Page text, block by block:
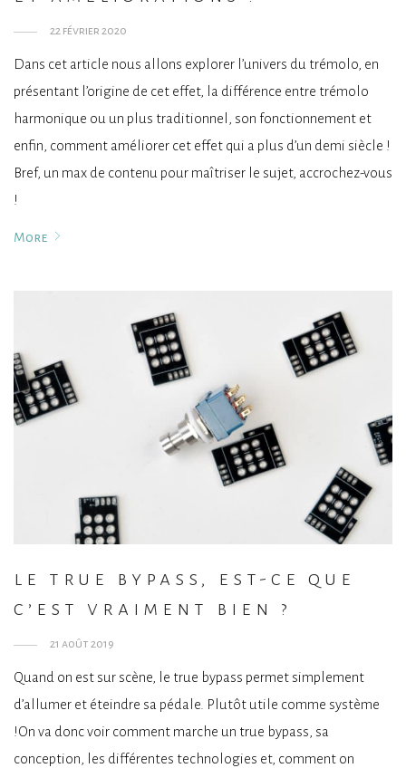
22 février 2020
Dans cet article nous allons explorer l’univers du trémolo, en
présentant l’origine de cet effet, la différence entre trémolo
harmonique ou un plus traditionnel, son fonctionnement et
enfin, comment améliorer cet effet qui a plus d’un demi siècle !
Bref, un max de contenu pour maîtriser le sujet, accrochez-vous
!
More
le true bypass, est-ce que
c’est vraiment bien ?
21 août 2019
Quand on est sur scène, le true bypass permet simplement
d’allumer et éteindre sa pédale. Plutôt utile comme système
!On va donc voir comment marche un true bypass, sa
conception, les différentes technologies et, comment on